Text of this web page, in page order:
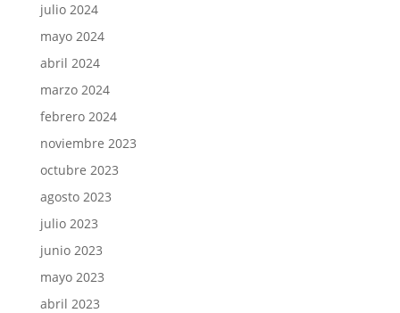
julio 2024
mayo 2024
abril 2024
marzo 2024
febrero 2024
noviembre 2023
octubre 2023
agosto 2023
julio 2023
junio 2023
mayo 2023
abril 2023